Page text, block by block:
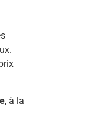
, à la